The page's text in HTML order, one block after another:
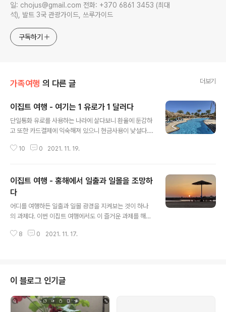
일: chojus@gmail.com 전화: +370 6861 3453 (최대
석), 발트 3국 관광가이드, 쓰루가이드
구독하기
가족여행 의 다른 글 더보기
이집트 여행 - 여기는 1 유로가 1 달러다
단일통화 유로를 사용하는 나라에 살다보니 환율에 둔감하
고 또한 카드결제에 익숙해져 있으니 현금사용이 낯설다.
필요도 없었다. 숙박이나 렌트 비용을 미리 카드로 선지급
더 더욱 현금이 거의 필요하지 않다. 빌뉴스에 살고 있는 이
집트인 친구는 출국일 저녁에 찾아와 1유로짜리 동전을 여
러 개 가져가면 좋을 것이다라고 한다. 이유는 호의를 베푸
는 종업원들에게 답례하기 위해서다. 이에 대해서는 따로
이야기하고자 한다. 요즘 환율에 따르면 1 유로가 1.14 미
국 달러다. 그런데 이집트 후르가다에서는 1 유로와 1 미국
10 0 2021. 11. 19.
이집트 여행 - 홍해에서 일출과 일몰을 조망하
다
어디를 여행하든 일출과 일몰 광경을 지켜보는 것이 하나
의 과제다. 이번 이집트 여행에서도 이 즐거운 과제를 해본
불빛을 아래 동쪽 하늘로 나아가면 어느 한순간에 여명이
텔 구역 내에서 일출 조망이 좋은 곳에 가서 호텔방까지 돌
아오는 거리가 3.3km나 된다. 새벽부터 발품을 팔아본다.
갈 때마다 일출 광경은 다르다. 한 번은 바로 바다에 짙은
구름층이 길쭉하게 끼어있다. 이 구름층을 한낮의 강렬한
8 0 2021. 11. 17.
이 블로그 인기글